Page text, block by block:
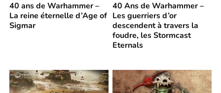
40 ans de Warhammer –
La reine éternelle d’Age of
Sigmar
40 Ans de Warhammer –
Les guerriers d’or
descendent à travers la
foudre, les Stormcast
Eternals